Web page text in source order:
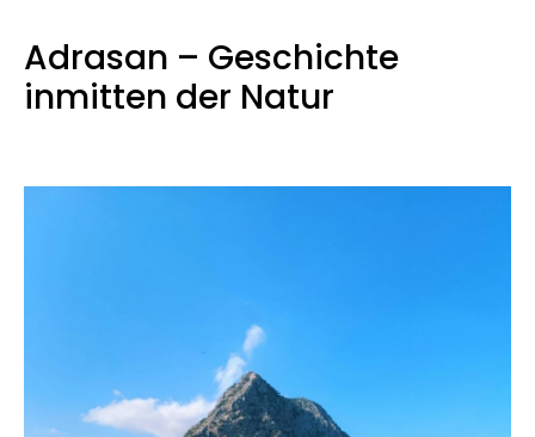
Adrasan – Geschichte
inmitten der Natur